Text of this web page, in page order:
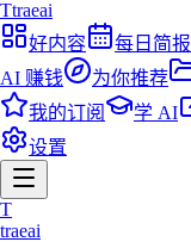
Ttraeai
好内容
每日简报
AI 赚钱
为你推荐
我的订阅
学 AI
设置
T
traeai